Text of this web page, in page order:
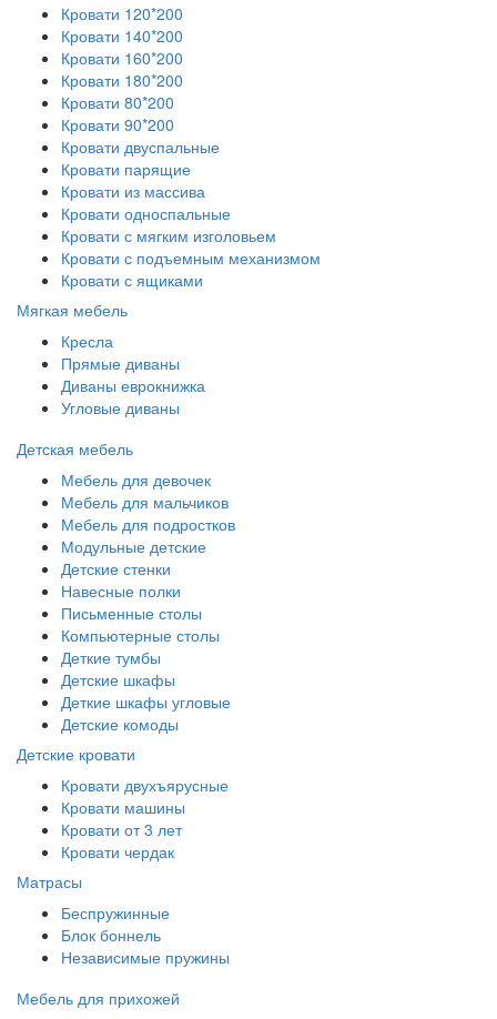
Кровати 120*200
Кровати 140*200
Кровати 160*200
Кровати 180*200
Кровати 80*200
Кровати 90*200
Кровати двуспальные
Кровати парящие
Кровати из массива
Кровати односпальные
Кровати с мягким изголовьем
Кровати с подъемным механизмом
Кровати с ящиками
Мягкая мебель
Кресла
Прямые диваны
Диваны еврокнижка
Угловые диваны
Детская мебель
Мебель для девочек
Мебель для мальчиков
Мебель для подростков
Модульные детские
Детские стенки
Навесные полки
Письменные столы
Компьютерные столы
Деткие тумбы
Детские шкафы
Деткие шкафы угловые
Детские комоды
Детские кровати
Кровати двухъярусные
Кровати машины
Кровати от 3 лет
Кровати чердак
Матрасы
Беспружинные
Блок боннель
Независимые пружины
Мебель для прихожей